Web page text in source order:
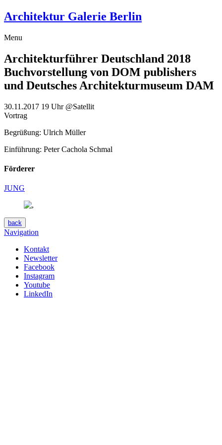
Architektur Galerie Berlin
Menu
Architekturführer Deutschland 2018
Buchvorstellung von DOM publishers
und Deutsches Architekturmuseum DAM
30.11.2017 19 Uhr @Satellit
Vortrag
Begrüßung: Ulrich Müller
Einführung: Peter Cachola Schmal
Förderer
JUNG
back
Navigation
Kontakt
Newsletter
Facebook
Instagram
Youtube
LinkedIn